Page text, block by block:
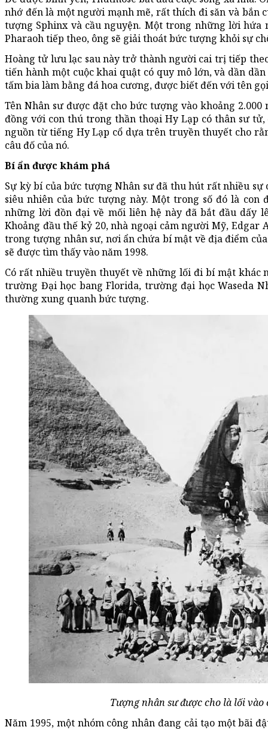
nhớ đến là một người mạnh mẽ, rất thích đi săn và bắn
tượng Sphinx và cầu nguyện. Một trong những lời
Pharaoh tiếp theo, ông sẽ giải thoát bức tượng khỏi sự
Hoàng tử lưu lạc sau này trở thành người cai trị tiếp
tiến hành một cuộc khai quật có quy mô lớn, và dần
tấm bia làm bằng đá hoa cương, được biết đến với tên
Tên Nhân sư được đặt cho bức tượng vào khoảng
đồng với con thú trong thần thoại Hy Lạp có thân sư
nguồn từ tiếng Hy Lạp cổ dựa trên truyền thuyết cho
câu đố của nó.
Bí ẩn được khám phá
Sự kỳ bí của bức tượng Nhân sư đã thu hút rất nhiều
siêu nhiên của bức tượng này. Một trong số đó là
những lời đồn đại về mối liên hệ này đã bắt đầu dấy
Khoảng đầu thế kỷ 20, nhà ngoại cảm người Mỹ, Edgar
trong tượng nhân sư, nơi ẩn chứa bí mật về địa điểm
sẽ được tìm thấy vào năm 1998.
Có rất nhiều truyền thuyết về những lối đi bí mật khác
trường Đại học bang Florida, trường đại học Waseda
thường xung quanh bức tượng.
Tượng nhân sư được cho là lối
Năm 1995, một nhóm công nhân đang cải tạo một bãi